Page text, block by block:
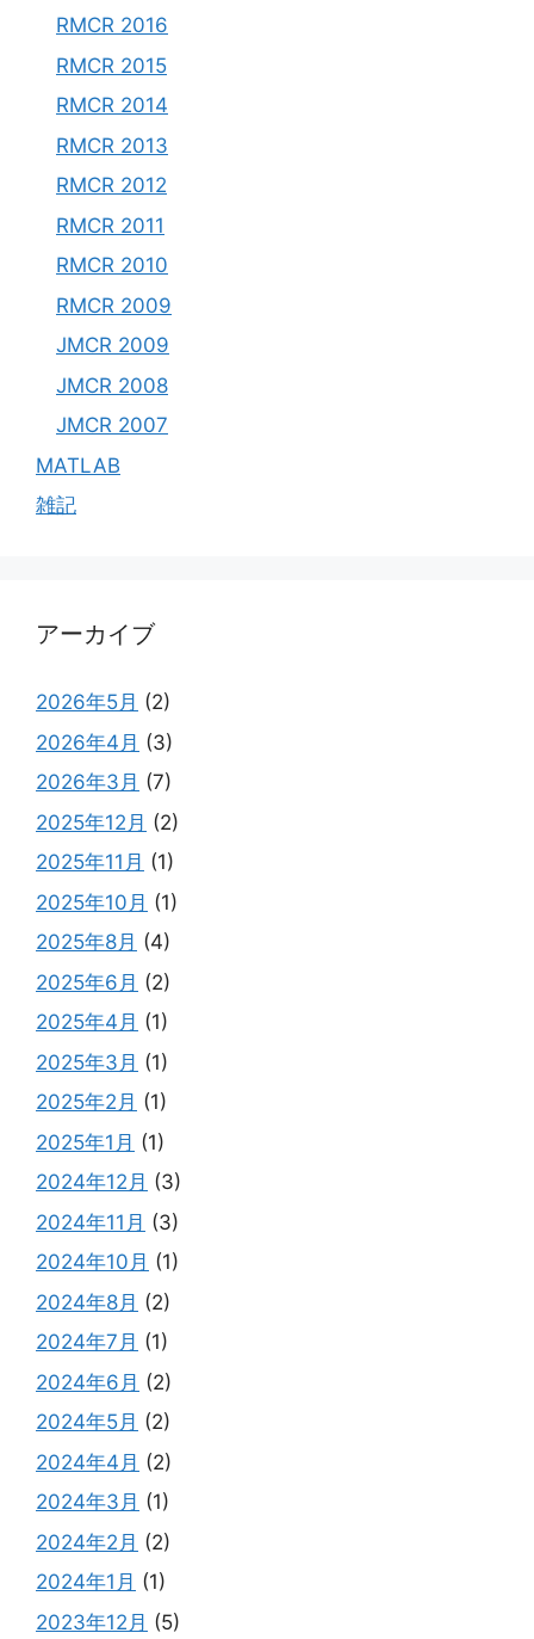
RMCR 2016
RMCR 2015
RMCR 2014
RMCR 2013
RMCR 2012
RMCR 2011
RMCR 2010
RMCR 2009
JMCR 2009
JMCR 2008
JMCR 2007
MATLAB
雑記
アーカイブ
2026年5月 (2)
2026年4月 (3)
2026年3月 (7)
2025年12月 (2)
2025年11月 (1)
2025年10月 (1)
2025年8月 (4)
2025年6月 (2)
2025年4月 (1)
2025年3月 (1)
2025年2月 (1)
2025年1月 (1)
2024年12月 (3)
2024年11月 (3)
2024年10月 (1)
2024年8月 (2)
2024年7月 (1)
2024年6月 (2)
2024年5月 (2)
2024年4月 (2)
2024年3月 (1)
2024年2月 (2)
2024年1月 (1)
2023年12月 (5)